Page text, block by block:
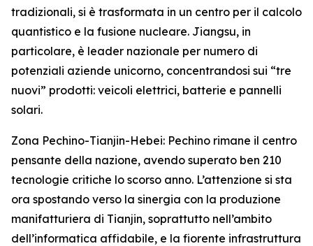
tradizionali, si è trasformata in un centro per il calcolo
quantistico e la fusione nucleare. Jiangsu, in
particolare, è leader nazionale per numero di
potenziali aziende unicorno, concentrandosi sui “tre
nuovi” prodotti: veicoli elettrici, batterie e pannelli
solari.
Zona Pechino-Tianjin-Hebei: Pechino rimane il centro
pensante della nazione, avendo superato ben 210
tecnologie critiche lo scorso anno. L’attenzione si sta
ora spostando verso la sinergia con la produzione
manifatturiera di Tianjin, soprattutto nell’ambito
dell’informatica affidabile, e la fiorente infrastruttura